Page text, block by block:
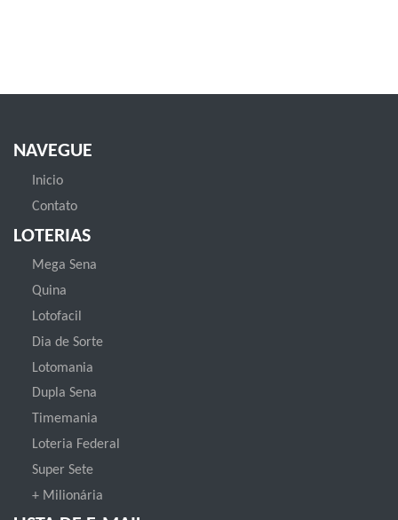
NAVEGUE
Inicio
Contato
LOTERIAS
Mega Sena
Quina
Lotofacil
Dia de Sorte
Lotomania
Dupla Sena
Timemania
Loteria Federal
Super Sete
+ Milionária